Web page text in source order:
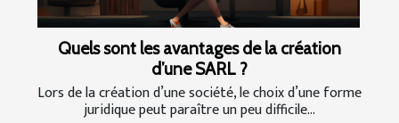
Quels sont les avantages de la création
d’une SARL ?
Lors de la création d’une société, le choix d’une forme
juridique peut paraître un peu difficile...